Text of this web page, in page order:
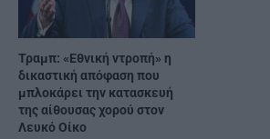
Τραμπ: «Εθνική ντροπή» η
δικαστική απόφαση που
μπλοκάρει την κατασκευή
της αίθουσας χορού στον
Λευκό Οίκο